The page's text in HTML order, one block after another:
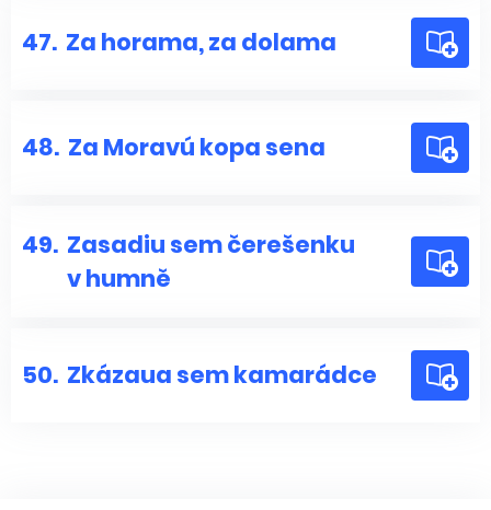
47. Za horama, za dolama
48. Za Moravú kopa sena
49. Zasadiu sem čerešenku
v humně
50. Zkázaua sem kamarádce